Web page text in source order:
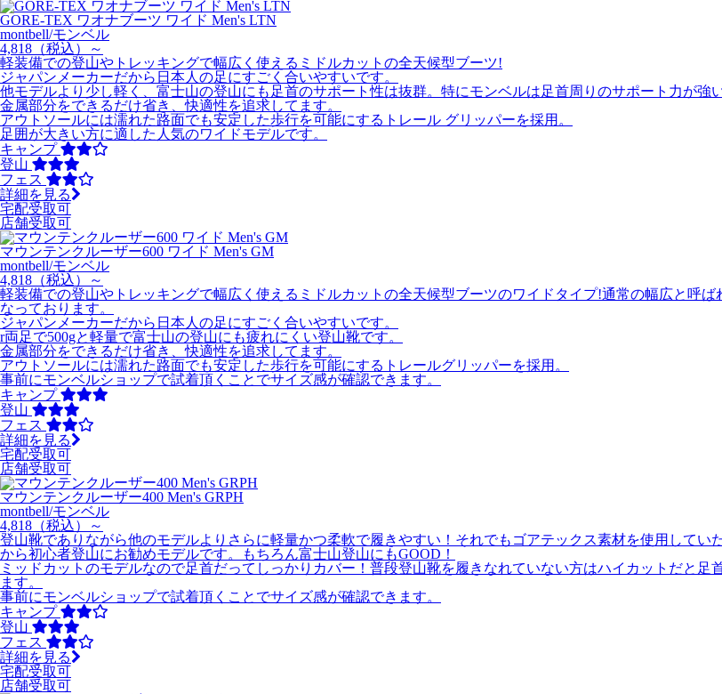
GORE-TEX ワオナブーツ ワイド Men's LTN
montbell/モンベル
4,818 （税込）～
軽装備での登山やトレッキングで幅広く使えるミドルカットの全天候型ブーツ!
ジャパンメーカーだから日本人の足にすごく合いやすいです。
他モデルより少し軽く、富士山の登山にも足首のサポート性は抜群。特にモンベルは足首周りのサポート力が強
金属部分をできるだけ省き、快適性を追求してます。
アウトソールには濡れた路面でも安定した歩行を可能にするトレール グリッパーを採用。
足囲が大きい方に適した人気のワイドモデルです。
キャンプ
登山
フェス
詳細を見る
宅配受取可
店舗受取可
マウンテンクルーザー600 ワイド Men's GM
montbell/モンベル
4,818 （税込）～
軽装備での登山やトレッキングで幅広く使えるミドルカットの全天候型ブーツのワイドタイプ!通常の幅広と呼
なっております。
ジャパンメーカーだから日本人の足にすごく合いやすいです。
r両足で500gと軽量で富士山の登山にも疲れにくい登山靴です。
金属部分をできるだけ省き、快適性を追求してます。
アウトソールには濡れた路面でも安定した歩行を可能にするトレールグリッパーを採用。
事前にモンベルショップで試着頂くことでサイズ感が確認できます。
キャンプ
登山
フェス
詳細を見る
宅配受取可
店舗受取可
マウンテンクルーザー400 Men's GRPH
montbell/モンベル
4,818 （税込）～
登山靴でありながら他のモデルよりさらに軽量かつ柔軟で履きやすい！それでもゴアテックス素材を使用して
から初心者登山にお勧めモデルです。もちろん富士山登山にもGOOD！
ミッドカットのモデルなので足首だってしっかりカバー！普段登山靴を履きなれていない方はハイカットだと
ます。
事前にモンベルショップで試着頂くことでサイズ感が確認できます。
キャンプ
登山
フェス
詳細を見る
宅配受取可
店舗受取可